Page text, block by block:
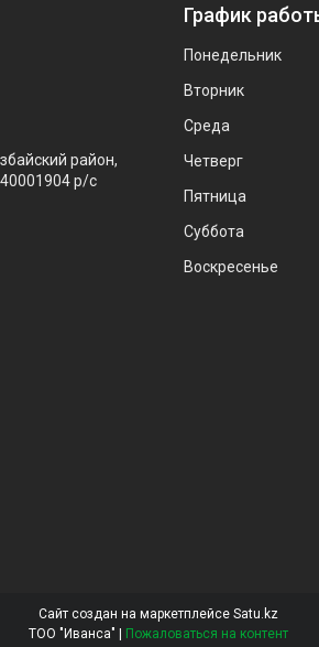
район,
р/с
График
Понедельник
Вторник
Среда
Четверг
Пятница
Суббота
Воскресенье
Сайт создан на маркетплейсе Satu.kz
Пожаловаться на контент